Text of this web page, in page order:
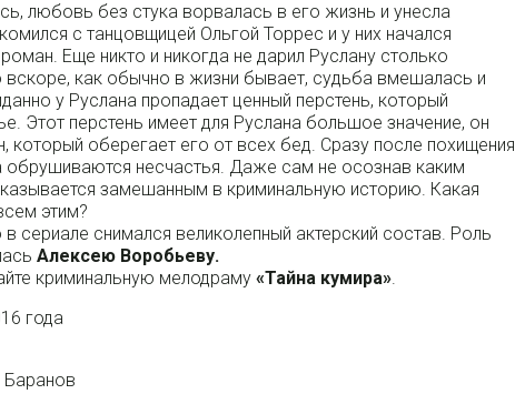
любовь без стука ворвалась в его жизнь и унесла
с танцовщицей Ольгой Торрес и у них начался
Еще никто и никогда не дарил Руслану столько
вскоре, как обычно в жизни бывает, судьба вмешалась и
у Руслана пропадает ценный перстень, который
Этот перстень имеет для Руслана большое значение, он
который оберегает его от всех бед. Сразу после похищения
обрушиваются несчастья. Даже сам не осознав каким
замешанным в криминальную историю. Какая
этим?
в сериале снимался великолепный актерский состав. Роль
Алексею Воробьеву.
криминальную мелодраму«Тайна кумира».
года
Баранов